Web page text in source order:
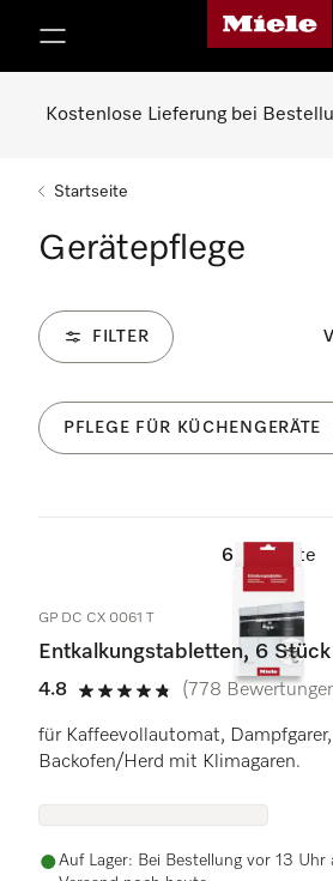
Miele-Homepage
Kostenlose Lieferung bei
Startseite
Gerätepflege
FILTER
PFLEGE FÜR KÜCHENGERÄTE
6 Produkte
GP DC CX 0061 T
Entkalkungstabletten, 6 Stück
4.8
4.8 Sterne von 5
(778
für Kaffeevollautomat,
Backofen/Herd mit Klimagaren.
Auf Lager: Bei Bestellung vor 13 Uhr